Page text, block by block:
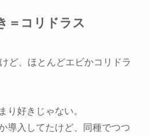
＝コリドラス
ど、ほとんどエビかコリドラ
り好きじゃない。
導入してたけど、同種でつつ